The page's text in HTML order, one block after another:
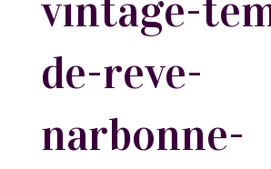
vintage-
de-reve-
narbonne-